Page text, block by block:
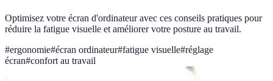
Optimisez votre écran d'ordinateur avec ces conseils pratiques pour
réduire la fatigue visuelle et améliorer votre posture au travail.
#ergonomie#écran ordinateur#fatigue visuelle#réglage
écran#confort au travail